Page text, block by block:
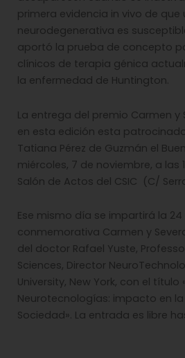
primera evidencia in vivo de
neurodegenerativa es
aportó la prueba de concepto
clínicos de terapia génica
la enfermedad de Huntington.
La entrega del premio Carmen y
en esta edición esta
Tatiana Pérez de Guzmán el
miércoles, 7 de noviembre, a las
Salón de Actos del CSIC (C/
Ese mismo día se impartirá la
conmemorativa Carmen y
del doctor Rafael Yuste,
Sciences, Director
University, New York, con el título
Neurotecnologías: impacto en la
Sociedad». La entrada es libre